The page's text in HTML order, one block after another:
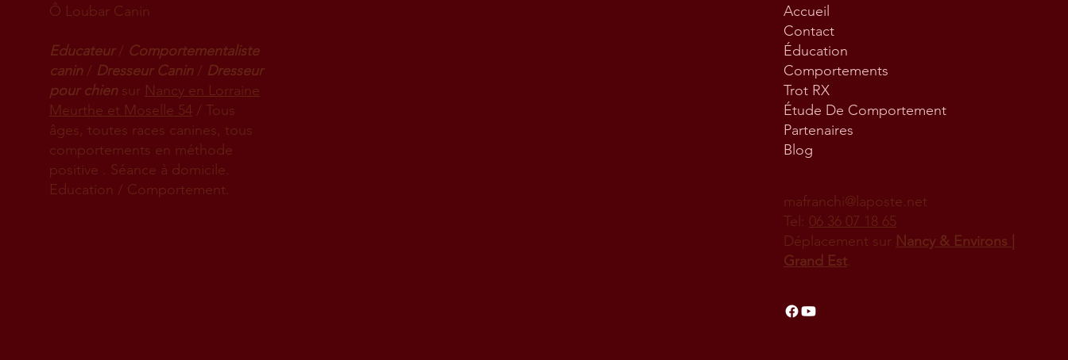
Ô Loubar Canin
Educateur/ Comportementaliste
canin/ Dresseur Canin/ Dresseur
pour chien sur Nancy en Lorraine
Meurthe et Moselle 54 / Tous
âges, toutes races canines, tous
comportements en méthode
positive . Séance à domicile.
Education / Comportement.
Accueil
Contact
Éducation
Comportements
Trot RX
Étude De Comportement
Partenaires
Blog
mafranchi@laposte.net
Tel: 06 36 07 18 65
Déplacement sur Nancy & Environs |
Grand Est.